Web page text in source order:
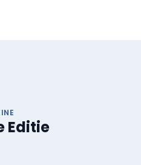
Editie